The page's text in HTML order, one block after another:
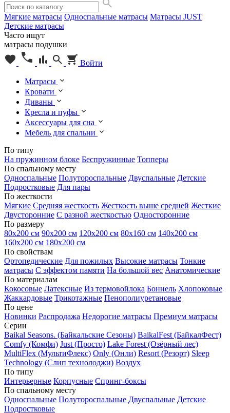
Мягкие матрасы Односпальные матрасы Матрасы JUST
Детские матрасы
Часто ищут
матрасы подушки
Войти
Матрасы
Кровати
Диваны
Кресла и пуфы
Аксессуары для сна
Мебель для спальни
По типу
На пружинном блоке Беспружинные Топперы
По спальному месту
Односпальные Полутороспальные Двуспальные Детские
Подростковые Для пары
По жесткости
Мягкие Средняя жесткость Жесткость выше средней Жесткие
Двусторонние С разной жесткостью Односторонние
По размеру
80х200 см 90х200 см 120х200 см 80х160 см 140х200 см
160х200 см 180х200 см
По свойствам
Ортопедические Для пожилых Высокие матрасы Тонкие
матрасы С эффектом памяти На большой вес Анатомические
По материалам
Кокосовые Латексные Из термовойлока Боннель Хлопоковые
Жаккардовые Трикотажные Пенополиуретановые
По цене
Новинки Распродажа Недорогие матрасы Премиум матрасы
Серии
Baikal Seasons. (Байкальские Сезоны) BaikalFest (БайкалФест)
Comfy (Комфи) Just (Просто) Lake Forest (Озёрный лес)
MultiFlex (МультиФлекс) Only (Онли) Resort (Резорт) Sleep
Technology (Слип технолоджи) Воздух
По типу
Интерьерные Корпусные Спринг-боксы
По спальному месту
Односпальные Полутороспальные Двуспальные Детские
Подростковые